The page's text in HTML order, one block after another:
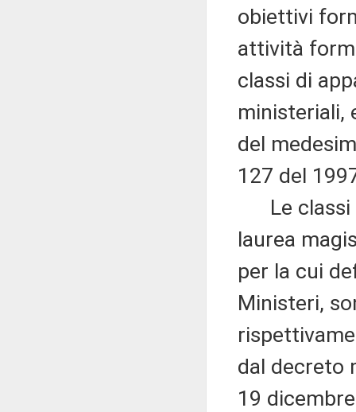
obiettivi
attività
classi di
ministeriali,
del
127 del
Le classi
laurea
per la cui
Ministeri,
dal decreto
19